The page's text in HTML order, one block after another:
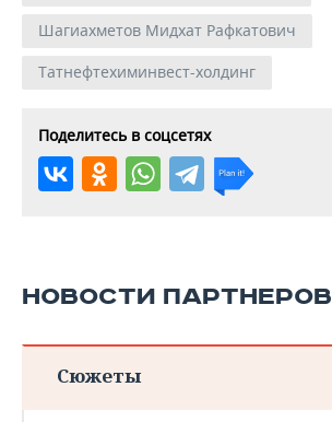
Шагиахметов Мидхат Рафкатович
Татнефтехиминвест-холдинг
Поделитесь в соцсетях
НОВОСТИ ПАРТНЕРОВ
Сюжеты